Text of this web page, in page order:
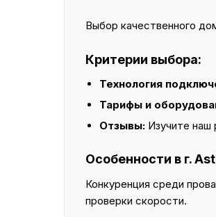
Выбор качественного
Критерии выбора:
Технология
Тарифы и
Отзывы: Изучите наш
Особенности в г.
Конкуренция среди
проверки скорости.